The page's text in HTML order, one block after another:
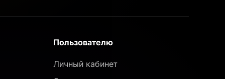
Пользователю
Личный кабинет